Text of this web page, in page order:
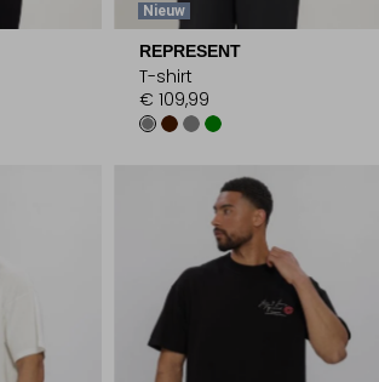
Nieuw
REPRESENT
T-shirt
€ 109,99